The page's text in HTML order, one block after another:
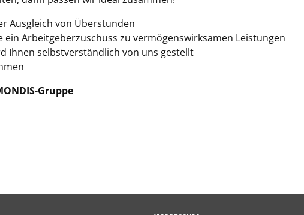
Ausgleich von Überstunden
Arbeitgeberzuschuss zu vermögenswirksamen Leistungen
Ihnen selbstverständlich von uns gestellt
Gruppe